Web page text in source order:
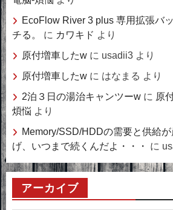
EcoFlow River 3 plus 専用拡張バ
チる。
に カワキド より
原付増車したw に usadii3 より
原付増車したw に はなまる より
2泊３日の湯治キャンツーw に 原
煩悩 より
Memory/SSD/HDDの需要と供給
げ、いつまで続くんだよ・・・
に
アーカイブ